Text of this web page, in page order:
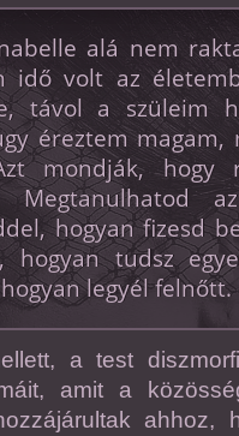
alá nem
idő volt az
távol a szüleim
éreztem
mondják, hogy
Megtanulhatod
hogyan fizesd
tudsz
legyél felnőtt.
a test
amit a
ahhoz,